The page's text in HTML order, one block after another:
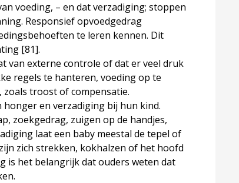
voeding, – en dat verzadiging; stoppen
Responsief opvoedgedrag
te leren kennen. Dit
[81].
van externe controle ​ of dat er ​veel druk
regels te hanteren, voeding op te
troost of compensatie.
honger en verzadiging ​ bij hun kind.
zoekgedrag, zuigen op de handjes,
laat een baby meestal de tepel of
zich strekken, kokhalzen of het hoofd
is het belangrijk dat ouders weten dat